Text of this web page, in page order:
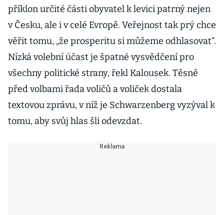
příklon určité části obyvatel k levici patrný nejen
v Česku, ale i v celé Evropě. Veřejnost tak prý chce
věřit tomu, „že prosperitu si můžeme odhlasovat“.
Nízká volební účast je špatné vysvědčení pro
všechny politické strany, řekl Kalousek. Těsně
před volbami řada voličů a voliček dostala
textovou zprávu, v níž je Schwarzenberg vyzýval k
tomu, aby svůj hlas šli odevzdat.